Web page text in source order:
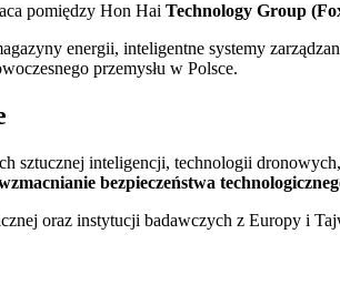
pomiędzy Hon Hai Technology Group
energii, inteligentne systemy
przemysłu w Polsce.
sztucznej inteligencji, technologii
bezpieczeństwa
oraz instytucji badawczych z Europy i